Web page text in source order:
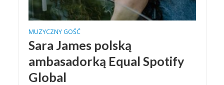
MUZYCZNY GOŚĆ
Sara James polską
ambasadorką Equal Spotify
Global